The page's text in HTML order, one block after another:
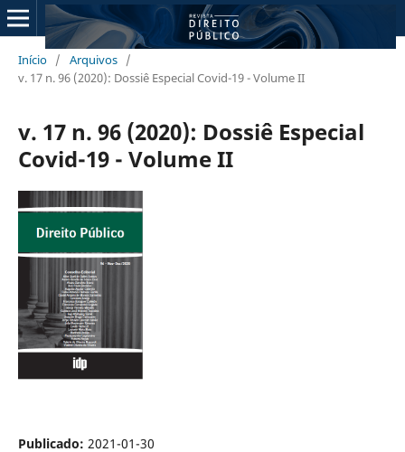
Início / Arquivos /
v. 17 n. 96 (2020): Dossiê Especial Covid-19 - Volume II
v. 17 n. 96 (2020): Dossiê Especial
Covid-19 - Volume II
Publicado: 2021-01-30